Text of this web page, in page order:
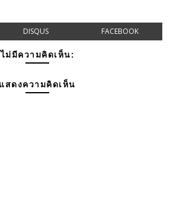
DISQUS FACEBOOK
ไม่มีความคิดเห็น:
แสดงความคิดเห็น